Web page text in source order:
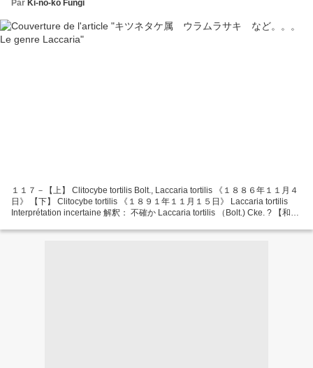
Par Ki-no-ko Fungi
１１７－【上】 Clitocybe tortilis Bolt., Laccaria tortilis 《１８８６年１１月４
日》 【下】 Clitocybe tortilis 《１８９１年１１月１５日》 Laccaria tortilis
Interprétation incertaine 解釈： 不確か Laccaria tortilis （Bolt.) Cke. ? 【和
douteuse....